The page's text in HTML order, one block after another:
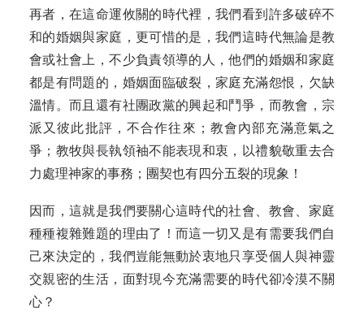
再者，在這命運攸關的時代裡，我們看到許多破碎不
和的婚姻與家庭，更可惜的是，我們這時代無論是教
會或社會上，不少負責領導的人，他們的婚姻和家庭
都是有問題的，婚姻面臨破裂，家庭充滿怨恨，欠缺
溫情。而且還有社團政黨的興起和鬥爭，而教會，宗
派又彼此批評，不合作往來；教會內部充滿意氣之
爭；教牧與長執領袖不能表現和衷，以禮貌敬重去合
力處理神家的事務；團契也有四分五裂的現象！
因而，這就是我們要關心這時代的社會、教會、家庭
種種複雜難題的理由了！而這一切又是有需要我們自
己來決定的，我們豈能無動於衷地只享受個人與神靈
交親密的生活，面對現今充滿需要的時代卻冷漠不關
心？